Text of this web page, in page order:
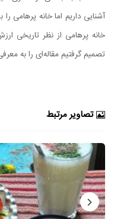
آشنایی داریم اما خانه پرهامی
خانه پرهامی از نظر تاریخی
تصمیم گرفتیم مقاله‌ای را به
تصاویر مرتبط